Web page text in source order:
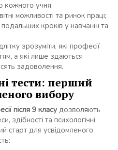
кожного учня;
можливості та ринок праці;
кроків у навчанні та
зрозуміти, які професії
а які лише здаються
задоволення.
тести: перший
вибору
після 9 класу дозволяють
здібності та психологічні
старт для усвідомленого